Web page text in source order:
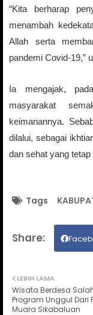
“Kita berharap
menambah
Allah serta
pandemi Covid-19,”
Ia mengajak,
masyarakat
keimanannya.
dilalui, sebagai
dan sehat yang
Tags
LEBIH LAMA
Wisata Berdesa
Program Unggul Dari
Muara Sikabaluan